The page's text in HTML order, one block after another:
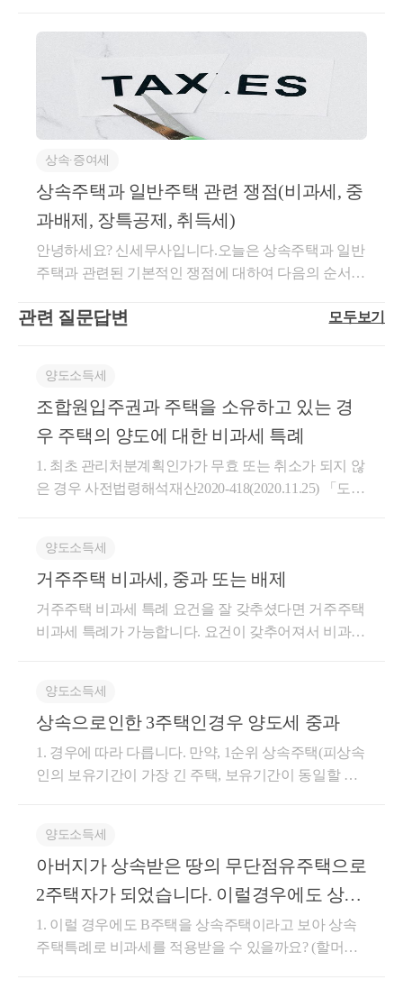
비과세가 불가능하다면,
중과세가 아닌 일반과세로 양도세를 신고하는 것으
로 보게 되는 것입니다.
특히나 지금처럼 중과세가 확대되고 있는 상황에서
는
이 중과세 배제 또한 엄밀히 따져볼만한 규정입니다.
상속받은 주택을 보유하고 있는 경우,
요건에 잘 맞춘다면
기존 보유 주택도,
추후 상속 주택도,
매도하실 때 전략을 잘 짜신다면
요건이 까다롭기 때문에
자세한 내용은 상담을 통해
궁금한 내용 있으시다면
언제든 아래 링크로 편안하게 '세금 문의' 진행해주세
요.
긴 글 읽어주셔서 감사합니다.
문제가 클 수 있는데요.중소, 중견기업에서근로자를
채용하는 것도 점점 어려워지고근로자의 고용을 유지
하는 것도 점점 어려워지는 상황이기 때문에 그렇습니
다.이 부분이 지켜지지 않는다면수억원, 수십억원의
상속세가 가산세와 함께추징될 수 있는 리스크가 있습
업을자녀에게 승계할 때는 많은 고민과 노력이 필요한
것 같습니다.그래도 어떤 특례 제도나 지원 사업 등이
다면시도해보는 것이 좋습니다.가장 큰 리스크는 무것
도 하지 않고,갑작스럽게 상속 등을 맞이하는 경우이
기 때문입니다.긴 글 읽어주셔서 감사합니다.상담이
필요하시면 아래로 연락주시면 됩니다.최혜경 세무사
재담청 제한도 5년간 규제가 적용됩니다.화성 동탄은
제가 공무원 시절업무했던 지역이기도 했는데요.조정
지역 내에주택을 매도하시거나 매수하실 계획이 있으
신 분은,꼭 세무적으로 내용을 짚고 넘어가시는 것을
추천 드립니다.간단하게 궁금하신 사항 있으시면가볍
예약을 통해 진행하시면 됩니다.긴 글 읽어주셔서 감
사합니다.서가세무회계 최혜경세무사 드림.
하면조정지역 내 취득한 주택을 거주하지 않아도 비과
세가 가능합니다.그러나 요건을 충족하지 않은 경우거
주요건 이 없어서 비과세가 불가능하다면1세대 1주택
이기 때문에일반세율 (6% ~ 45%) 장특공 30% 가 적용
되어세액 계산을 해야 합니다.상생임대주택은 임대차
계약의 요건에 더해 기간, 증액요건, 계약 시점 등을 살
펴보아야 합니다. 특히 임대차계약이라는 것이 내 마
음대로 되는 부분이 아니기 때문에 많은 분들이 애먹
는 부분도 있으신데요요건을 충족한다면, 비거주 주택
에 있어서는 획기적인 혜택이 주어지는 것입니다. 올
해를 기점으로 일몰될지 연장될지는 지켜봐야 할 것
같습니다.상생임대차는 검토하기가 다소 까다로울수
하시기를 바라겠습니다.궁금하신 점 있으시면 연락주
셔서 감사합니다.최혜경 세무사 드림
득세 특례를 통해 같이 알아볼 수 있겠습니다.상속주
택으로 인한 비과세 특례 (소득령 제155조 제2항)상속
주택으로 인한 비과세 특례 요건을 살펴보겠습니다.일
반 주택 + 상속 주택 → 일반 주택을 양도할 때일반 주
택에 대한 비과세 혜택을 주는 제도입니다.이때 일반
주택은 상속 개시일 현재보유하고 있던 주택에 대해서
한정하는데요.요건을 살펴보도록 하겠습니다.상속개
시일 현재 일반주택을 소유하고 있을 것별도세대인 피
상속인으로부터 주택을 상속받을 것선순위 상속주택
에 해당할 것일반주택을 상속주택보다 먼저 양도할 것
양도일 현재 일반주택은 2년 이상 보유요건을 충족할
것1번 요건 및 4번 요건주택은 상속이 일어난 뒤에 산
택을 양도할 때만비과세 혜택이 가능합니다.① 일반
일반 주택을 먼저 양도하시는 순서여야 합니다.2번 요
이며,동일세대라면 상속을 받았다 하더라도 상속 전/
후 모두동일 세대 기준으로 양도세 비과세를 판단하기
때문에별도 세대가 상속받은 경우 해당 비과세가 가능
합니다.3번 요건선순위상속주택에 해당하여야 합니
세 혜택이 가능하다는 의미입니다.선순위 상속주택은
다음과 같이 판단합니다.① 피상속인의 소유기간이 가
피상속인이 상속개시일 현재 거주한 주택④ 기준시가
가 가장 높은 주택이 비과세 특례는,별도세대인 1주택
비과세 특례를 받는 경우가장 유리하게 작용됩니다.공
3항)이 비과세 특례는&lt;공동상속&gt; 받은 경우 적용
되는 특례인데요.상속주택을 형제 혹은 부모/자녀 간
공동으로 지분을 상속받는 경우가 굉장히 많은데요.이
비과세가 가능합니다.별도세대인 피상속인으로부터
상속주택을 공동으로 취득할 것주된 상속인에 해당하
지 않을 것양도일 현재 일반주택은 2년 이상 보유요건
아야 하는데요.상속 주택을 지분별로 받은 경우주된
상속인 - 소수지분권자로 나눠지게 됩니다.이 혜택은
(비과세. 중과배제)양도소득세는기존 주택을 '양도' 할
때 상속주택이 있다 하더라도양도소득세 혜택을 주게
되는 내용입니다.하지만,부동산은 양도만 하는 것이
아니라취득도, 보유도 하게 됩니다.만약 상속주택을
취득하게 된다면,그리고 상속주택을 보유한 채 일반
주택을 취득하게 된다면세제적 혜택이 있을까요?이
부분에 대해 추가적으로 다뤄보도록 하겠습니다.상속
주택을 취득할 때 취득세 특례상속 주택을 취득할 때
무상취득으로서 '증여'와 비교할 수 있습니다.증여와
세율, 그리고 과세표준을 비교해보도록 하겠습니다.구
분과세표준세율상속시가표준액2.8% (농지 2.3%)증여
세표준을 무엇으로 삼을지부터 완전히 다른데요.지방
'개별 or 공동주택가격' 혹은 '개별공시지가' 를 의미합
준액은 10억입니다.단순히 계산해보도록 하겠습니다.
A 주택을상속받는 경우, 10억 X 3.16% (부가세 포함) =
약 31백만원증여받는 경우, 18억 X 4% (부가세 포함) =
약 72백만원세액이 2배 이상 차이가 납니다.하지만 여
특례 세율 적용이 가능한 경우가 있습니다.간단히 무
주택자인 상속인이주택 1채를 상속 받음으로써 1가구
1주택이 되는 경우세율 특례를 적용하여 0.8% 의 취득
세를 납부하게 됩니다.① 1가구 : 상속인과 등본상 같
이 있는 가족으로 구성된 1가구② 1주택 : 국내에 1개
은 경우 : 지분이 큰 자 기준으로 판단증여의 경우,조정
2% 까지 중과되는 부분이 있죠.구분과세표준세율상속
원칙시가표준액2.8% (농지 2.3%)특례0.8%증여원칙시
가인정액3.5%중과12%그럼 각각 특례와 / 중과가 적용
0.96% (부가세 포함) = 약 31백만원증여받는 경우, 18억
X 12.4% (부가세 포함) = 약 2억 23백만원차이가 약 2억
원 정도 나게 됩니다.특히나 상속을 앞두고 사전증여
를 하다는 절세컨설팅이 많은데모든 자산에 동일하게
적용되는 것은 아니라는 점을 꼭 말씀드리고 싶습니
다.국세인 상증세 뿐만 아니라 지방세 그리고 보유세,
상속∙증여세
상속주택과 일반주택 관련 쟁점(비과세, 중
과배제, 장특공제, 취득세)
안녕하세요? 신세무사입니다.오늘은 상속주택과 일반
주택과 관련된 기본적인 쟁점에 대하여 다음의 순서대
님)*상속인 : 상속을 받는 분 (ex:자녀)*상속주택 : 피상
장기보유특별공제(4) 정리2. 일반주택(1) 비과세(2) 세
율중과(3) 장기보유특별공제(4) 정리3. 상속주택 증여
시 취득세1. 상속주택(1) 비과세상속주택을 양도할 경
잘못된 정보를 알고 계신 분들이 많습니다. 이는 사실
과 다릅니다.상속받은 주택 한 채만 보유하고, 거주 및
세 적용이 가능합니다. 1) 거주여부2017-08-02 이전에
08-02 현재 동일세대를 구성한 상속인이 상속받은 주
택의 경우 거주기간 제한이 없습니다.피상속인이 취득
한 시점, 동일세대를 구성한 시점을 기준으로 거주기
시 동일세대에 해당되는지 여부가 중요합니다.상속개
시당시 동일세대인 경우 : 피상속인의 취득시기부터
보유 및 거주기간을 기산합니다.상속개시당시 별도세
대인 경우 : 상속개시일부터 보유 및 거주기간을 기산
5년 기간 내에 상속주택 양도 시 양도소득세 중과배제
가 됩니다. 별도세대여부에 따라 다음과 같이 중과여
받은 주택의 양도 시다주택자인경우 중과대상입니다.
(소득세법 시행령 제155조2 적용불가, 따라서 소득세
법 시행령 제167조의3 1항 7호 중과배제규정을 적용할
관련 질문답변 모두보기
양도소득세
조합원입주권과 주택을 소유하고 있는 경
우 주택의 양도에 대한 비과세 특례
1. 최초 관리처분계획인가가 무효 또는 취소가 되지 않
은 경우 사전법령해석재산2020-418(2020.11.25) 「도시
터 취득한 입주자로 선정된 지위(이하“조합원입주권”)
는 최초 관리처분계획인가가 무효 또는 취소가 되지
않은 상태에서 관리처분계획변경인가가 있다 하더라
도 당초 취득한 조합원입주권의 효력은 상실되지 아니
초 주택재건축 사업계획승인일(2005.5.31.이전)이후에
조합원의 지위를 승계취득한 후 주택재건축의 시공사
가 변경되어 사업계획변경승인을 얻은 경우,「소득세
법 시행령」제154조제1항의 주택 보유기간 계산, 같은
법시행령제166제5항의 양도차익을 산정함에 있어 주
로 하는 것입니다. 서면부동산2019-192(2019.06.18)
조합원 입주권을 양도하는 경우 「소득세법 시행령」
제166조에 따른 관리처분계획인가일은 최초 관리처분
계획인가일임 서면4팀 -1864, 2004.11.18 구 주택건설촉
진법 제33조 및 동법시행령 제32조의 규정에 의하여
양도소득세
거주주택 비과세, 중과 또는 배제
거주주택 비과세 특례 요건을 잘 갖추셨다면 거주주택
비과세 특례가 가능합니다. 요건이 갖추어져서 비과세
여, 취득 관련 세금에 대해 블로그를 운영 중에 있으니,
궁금하신 내용이 있으면 블로그 https://blog.naver.com/hy
ekeong 에서 참고해주셔도 됩니다. 보다 더 자세한 내
용은 hyekeong@naver.com 또는 010-4012-0152 최혜경
양도소득세
상속으로인한 3주택인경우 양도세 중과
1. 경우에 따라 다릅니다. 만약, 1순위 상속주택(피상속
인의 보유기간이 가장 긴 주택, 보유기간이 동일할 경
지 않습니다. 참고로 양도소득세가 중과가 되려면 중
과대상 주택이 2채 이상+ 양도하는 주택이 조정지역이
어야 합니다. 중과대상 주택이란 수도권/광역시/세종
에 포함이 되며, 이외의 지역은 공시가격 3억을 초과할
때만 중과주택에 포함이 됩니다. 상속주택의 경우, 1순
양도소득세
아버지가 상속받은 땅의 무단점유주택으로
2주택자가 되었습니다. 이럴경우에도 상속
주택특례로 비과세적용이 되나요?
1. 이럴 경우에도 B주택을 상속주택이라고 보아 상속
주택특례로 비과세를 적용받을 수 있을까요? (할머니